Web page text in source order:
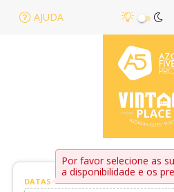
AJUDA
Por favor selecione as
a disponibilidade e os
DATAS